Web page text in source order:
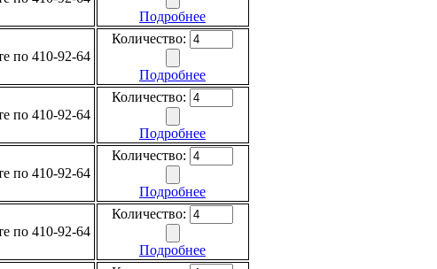
Подробнее
по 410-92-64
Количество:
Подробнее
по 410-92-64
Количество:
Подробнее
по 410-92-64
Количество:
Подробнее
по 410-92-64
Количество:
Подробнее